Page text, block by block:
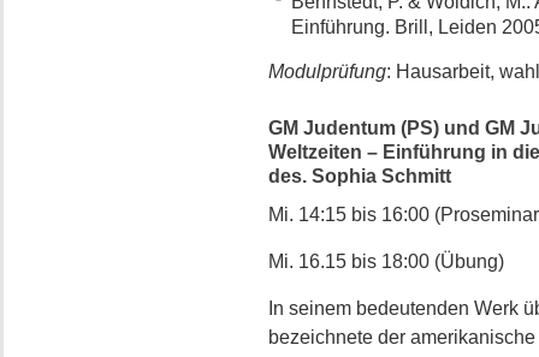
Einführung. Brill, Leiden
Modulprüfung: Hausarbeit,
GM Judentum (PS) und GM
Weltzeiten – Einführung in
des. Sophia Schmitt
Mi. 14:15 bis 16:00
Mi. 16.15 bis 18:00 (Übung)
In seinem bedeutenden Werk
bezeichnete der